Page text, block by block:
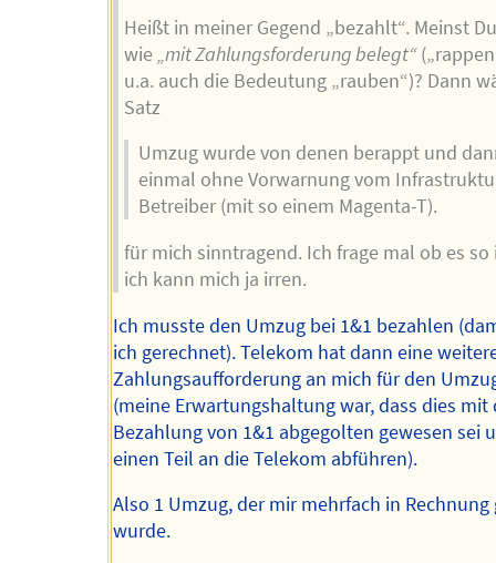
Heißt in meiner Gegend „bezahlt“. Meinst
wie„mit Zahlungsforderung belegt“
u.a. auch die Bedeutung „rauben“)? Dann
Satz
Umzug wurde von denen berappt und
einmal ohne Vorwarnung vom
Betreiber (mit so einem Magenta-T).
für mich sinntragend. Ich frage mal ob es so
ich kann mich ja irren.
Ich musste den Umzug bei 1&1 bezahlen
ich gerechnet). Telekom hat dann eine
Zahlungsaufforderung an mich für den
(meine Erwartungshaltung war, dass dies mit
Bezahlung von 1&1 abgegolten gewesen sei
einen Teil an die Telekom abführen).
Also 1 Umzug, der mir mehrfach in
wurde.